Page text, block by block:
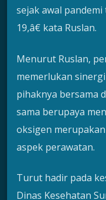
sejak awal
19,â€ kata Ruslan.
Menurut Ruslan,
memerlukan
pihaknya bersama
sama berupaya
oksigen
aspek perawatan.
Turut hadir pada
Dinas Kesehatan